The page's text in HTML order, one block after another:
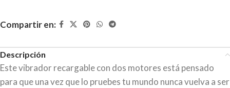
Compartir en:
Descripción
Este vibrador recargable con dos motores está pensado
para que una vez que lo pruebes tu mundo nunca vuelva a ser